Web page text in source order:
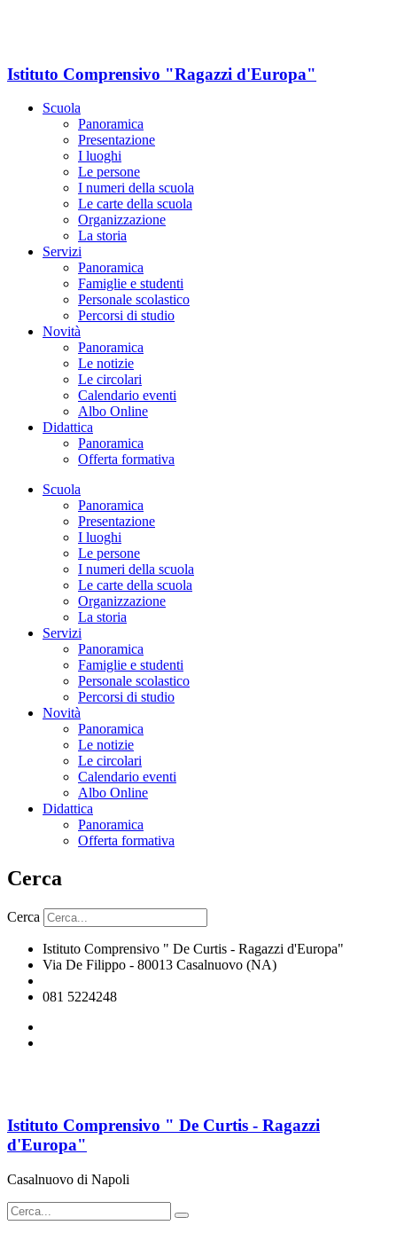
Istituto Comprensivo "Ragazzi d'Europa"
Scuola
Panoramica
Presentazione
I luoghi
Le persone
I numeri della scuola
Le carte della scuola
Organizzazione
La storia
Servizi
Panoramica
Famiglie e studenti
Personale scolastico
Percorsi di studio
Novità
Panoramica
Le notizie
Le circolari
Calendario eventi
Albo Online
Didattica
Panoramica
Offerta formativa
Scuola
Panoramica
Presentazione
I luoghi
Le persone
I numeri della scuola
Le carte della scuola
Organizzazione
La storia
Servizi
Panoramica
Famiglie e studenti
Personale scolastico
Percorsi di studio
Novità
Panoramica
Le notizie
Le circolari
Calendario eventi
Albo Online
Didattica
Panoramica
Offerta formativa
Cerca
Cerca
Istituto Comprensivo " De Curtis - Ragazzi d'Europa"
Via De Filippo - 80013 Casalnuovo (NA)
081 5224248
Istituto Comprensivo " De Curtis - Ragazzi
d'Europa"
Casalnuovo di Napoli